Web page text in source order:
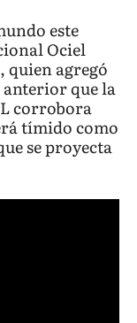
este
Ociel
quien agregó
anterior que la
corrobora
tímido como
se proyecta